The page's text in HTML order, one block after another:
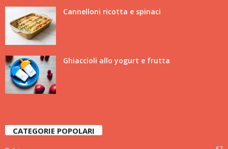
Cannelloni ricotta e spinaci
Ghiaccioli allo yogurt e frutta
CATEGORIE POPOLARI